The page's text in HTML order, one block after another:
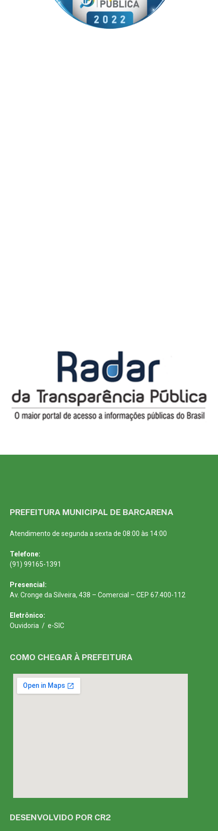
PREFEITURA MUNICIPAL DE BARCARENA
Atendimento de segunda a sexta de 08:00 às 14:00
Telefone:
(91) 99165-1391
Presencial:
Av. Cronge da Silveira, 438 – Comercial – CEP 67.400-112
Eletrônico:
Ouvidoria / e-SIC
COMO CHEGAR À PREFEITURA
DESENVOLVIDO POR CR2